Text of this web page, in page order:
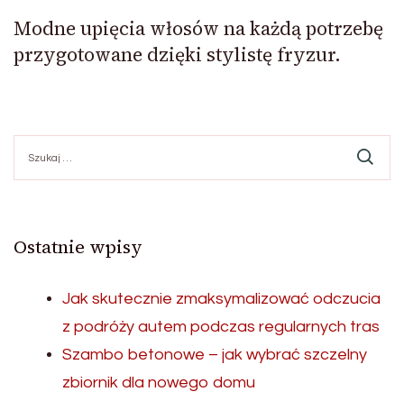
Modne upięcia włosów na każdą potrzebę
przygotowane dzięki stylistę fryzur.
Ostatnie wpisy
Jak skutecznie zmaksymalizować odczucia
z podróży autem podczas regularnych tras
Szambo betonowe – jak wybrać szczelny
zbiornik dla nowego domu